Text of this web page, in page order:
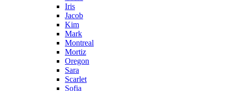
Iris
Jacob
Kim
Mark
Montreal
Mortiz
Oregon
Sara
Scarlet
Sofia